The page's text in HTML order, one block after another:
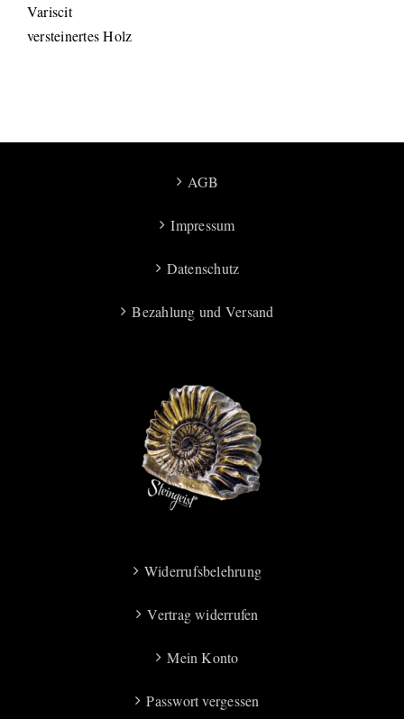
Variscit
versteinertes Holz
AGB
Impressum
Datenschutz
Bezahlung und Versand
Widerrufsbelehrung
Vertrag widerrufen
Mein Konto
Passwort vergessen